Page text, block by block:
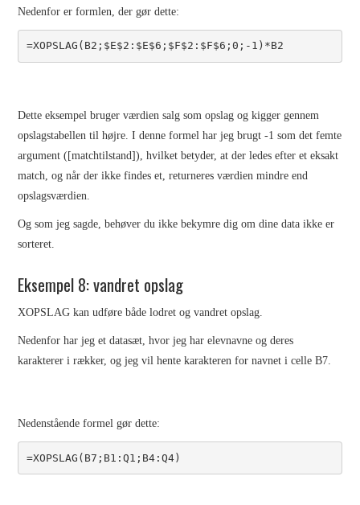
Nedenfor er formlen, der gør dette:
=XOPSLAG(B2;$E$2:$E$6;$F$2:$F$6;0;-1)*B2
Dette eksempel bruger værdien salg som opslag og kigger gennem
opslagstabellen til højre. I denne formel har jeg brugt -1 som det femte
argument ([matchtilstand]), hvilket betyder, at der ledes efter et eksakt
match, og når der ikke findes et, returneres værdien mindre end
opslagsværdien.
Og som jeg sagde, behøver du ikke bekymre dig om dine data ikke er
sorteret.
Eksempel 8: vandret opslag
XOPSLAG kan udføre både lodret og vandret opslag.
Nedenfor har jeg et datasæt, hvor jeg har elevnavne og deres
karakterer i rækker, og jeg vil hente karakteren for navnet i celle B7.
Nedenstående formel gør dette:
=XOPSLAG(B7;B1:Q1;B4:Q4)